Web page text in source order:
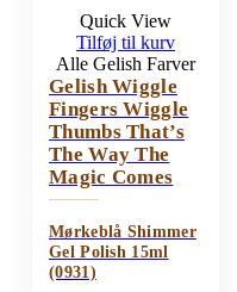
Quick View
Tilføj til kurv
Alle Gelish Farver
Gelish Wiggle
Fingers Wiggle
Thumbs That’s
The Way The
Magic Comes
Mørkeblå Shimmer
Gel Polish 15ml
(0931)